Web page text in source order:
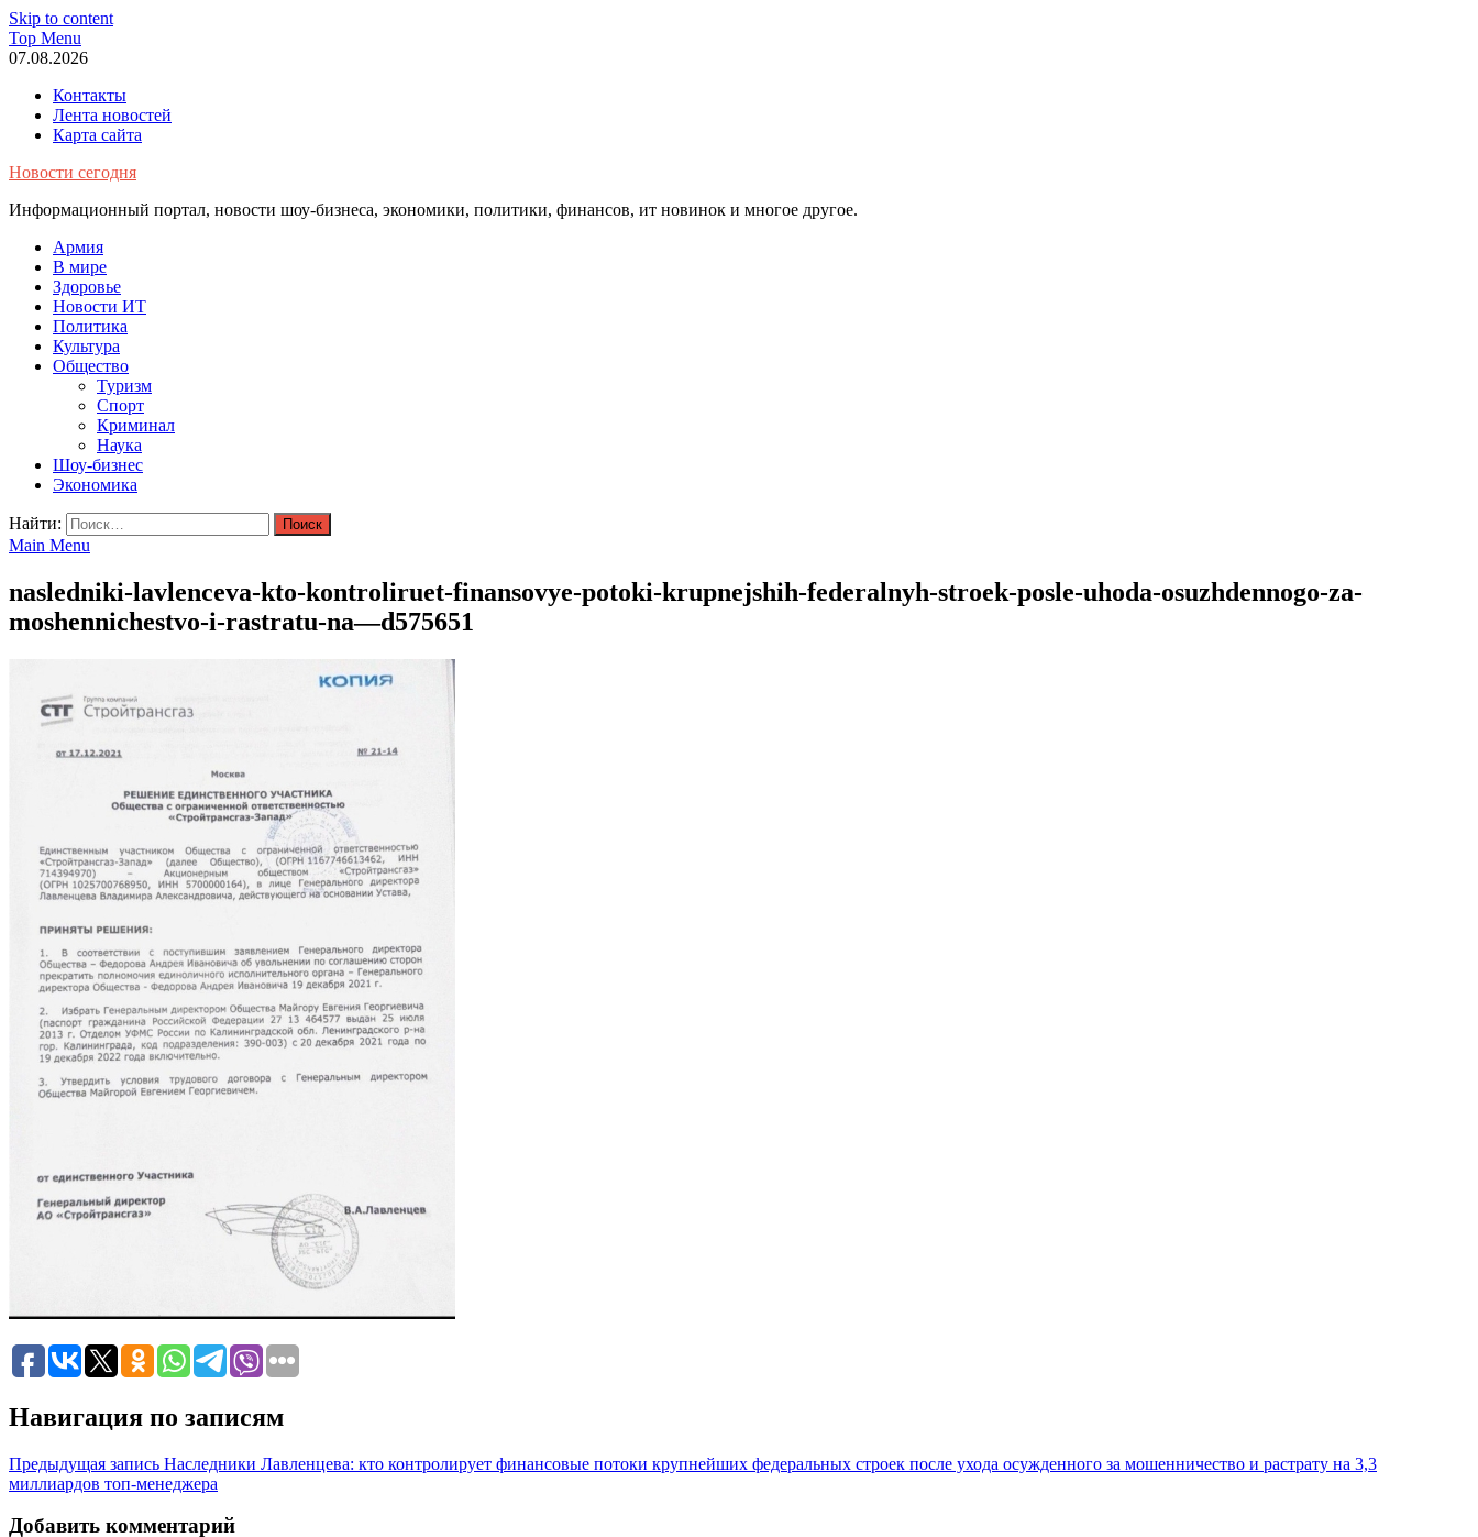
Skip to content
Top Menu
07.08.2026
Контакты
Лента новостей
Карта сайта
Новости сегодня
Информационный портал, новости шоу-бизнеса, экономики, политики, финансов, ит новинок и многое другое.
Армия
В мире
Здоровье
Новости ИТ
Политика
Культура
Общество
Туризм
Спорт
Криминал
Наука
Шоу-бизнес
Экономика
Найти:
Main Menu
nasledniki-lavlenceva-kto-kontroliruet-finansovye-potoki-krupnejshih-federalnyh-stroek-posle-uhoda-osuzhdennogo-za-
moshennichestvo-i-rastratu-na—d575651
Навигация по записям
Предыдущая запись Наследники Лавленцева: кто контролирует финансовые потоки крупнейших федеральных строек после ухода осужденного за мошенничество и растрату на 3,3
миллиардов топ-менеджера
Добавить комментарий